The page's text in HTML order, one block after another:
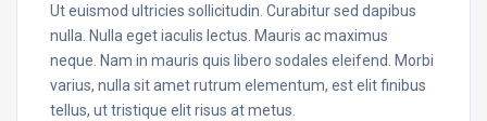
Ut euismod ultricies sollicitudin. Curabitur sed dapibus
nulla. Nulla eget iaculis lectus. Mauris ac maximus
neque. Nam in mauris quis libero sodales eleifend. Morbi
varius, nulla sit amet rutrum elementum, est elit finibus
tellus, ut tristique elit risus at metus.